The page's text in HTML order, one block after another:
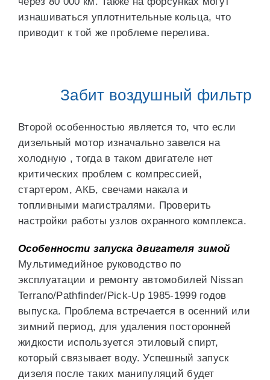
изнашиваться уплотнительные кольца, что
приводит к той же проблеме перелива.
Забит воздушный фильтр
Второй особенностью является то, что если
дизельный мотор изначально завелся на
холодную , тогда в таком двигателе нет
критических проблем с компрессией,
стартером, АКБ, свечами накала и
топливными магистралями. Проверить
настройки работы узлов охранного комплекса.
Особенности запуска двигателя зимой
Мультимедийное руководство по
эксплуатации и ремонту автомобилей Nissan
Terrano/Pathfinder/Pick-Up 1985-1999 годов
выпуска. Проблема встречается в осенний или
зимний период, для удаления посторонней
жидкости используется этиловый спирт,
который связывает воду. Успешный запуск
дизеля после таких манипуляций будет